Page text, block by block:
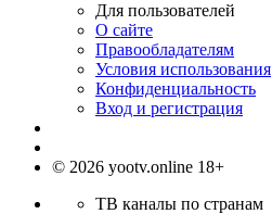
Для пользователей
О сайте
Правообладателям
Условия использования
Конфиденциальность
Вход и регистрация
© 2026 yootv.online 18+
ТВ каналы по странам